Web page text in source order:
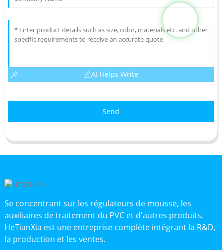
AI Helps Write
Send
Se concentrant sur les régulateurs de mousse, les
auxiliaires de traitement du PVC et d'autres produits,
HeTianXia est une entreprise complète intégrant la R&D,
la production et les ventes.